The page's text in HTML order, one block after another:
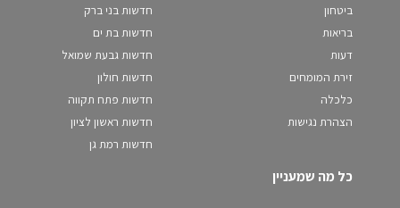
ביטחון
בריאות
דעות
זירת המומחים
כלכלה
הצהרת נגישות
חדשות בני ברק
חדשות בת ים
חדשות גבעת שמואל
חדשות חולון
חדשות פתח תקווה
חדשות ראשון לציון
חדשות רמת גן
כל מה שמעניין